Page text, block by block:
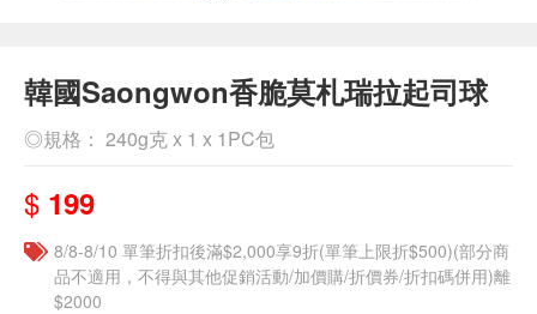
韓國Saongwon香脆莫札瑞拉起司球
◎規格： 240g克 x 1 x 1PC包
$ 199
8/8-8/10 單筆折扣後滿$2,000享9折(單筆上限折$500)(部分商
品不適用，不得與其他促銷活動/加價購/折價券/折扣碼併用)離
$2000